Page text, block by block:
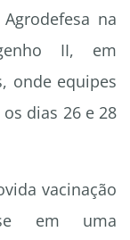
na
II, em
onde equipes
dias 26 e 28
vacinação
em uma